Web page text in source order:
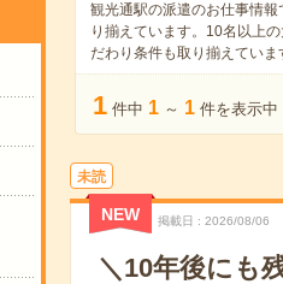
観光通駅の派遣のお仕事情報
り揃えています。10名以上の
だわり条件も取り揃えていま
1 件中 1 ～ 1 件を表示中
未読
NEW 掲載日 2026/08/06
＼10年後にも